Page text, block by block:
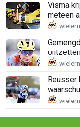
Visma
meteen
Reusser